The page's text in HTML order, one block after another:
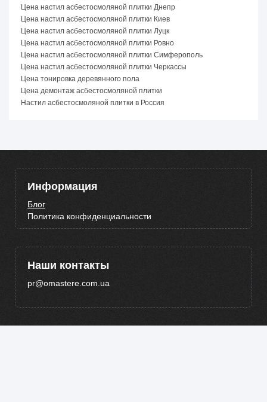
Цена настил асбестосмоляной плитки Днепр
Цена настил асбестосмоляной плитки Киев
Цена настил асбестосмоляной плитки Луцк
Цена настил асбестосмоляной плитки Ровно
Цена настил асбестосмоляной плитки Симферополь
Цена настил асбестосмоляной плитки Черкассы
Цена тонировка деревянного пола
Цена демонтаж асбестосмоляной плитки
Настил асбестосмоляной плитки в Россия
Информация
Блог
Политика конфиденциальности
Наши контакты
pr@omastere.com.ua